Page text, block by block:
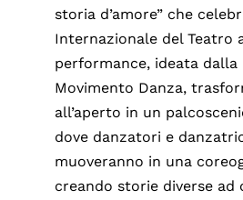
storia d’amore” che
Internazionale del Teatro
performance, ideata dalla
Movimento Danza,
all’aperto in un
dove danzatori e
muoveranno in una
creando storie diverse ad